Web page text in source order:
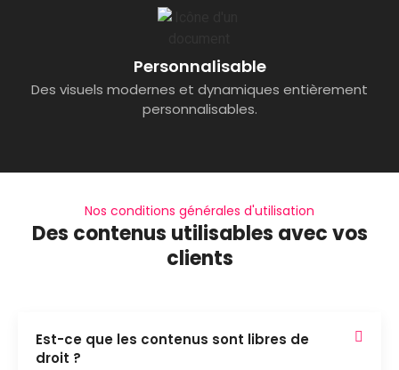
Personnalisable
Des visuels modernes et dynamiques entièrement
personnalisables.
Nos conditions générales d'utilisation
Des contenus utilisables avec vos
clients
Est-ce que les contenus sont libres de
droit ?